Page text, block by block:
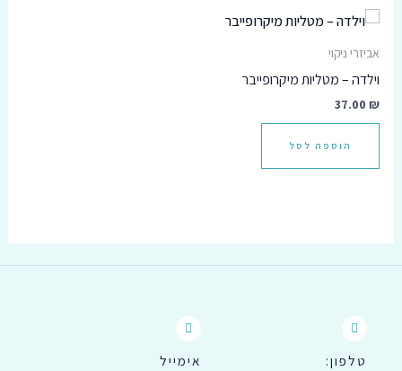
אביזרי ניקוי
וילדה – מטליות מיקרופייבר
37.00₪
הוספה לסל
טלפון: אימייל